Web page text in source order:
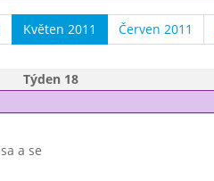
Květen 2011 Červen 2011
Týden 18
a se